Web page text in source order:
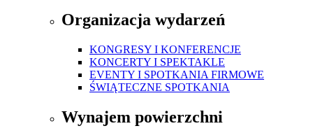
Organizacja wydarzeń
KONGRESY I KONFERENCJE
KONCERTY I SPEKTAKLE
EVENTY I SPOTKANIA FIRMOWE
ŚWIĄTECZNE SPOTKANIA
Wynajem powierzchni